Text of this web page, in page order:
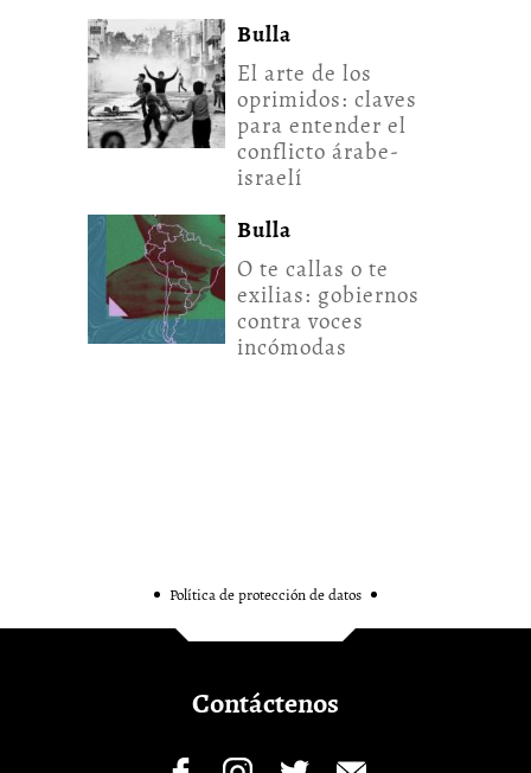
Bulla
El arte de los
oprimidos: claves
para entender el
conflicto árabe-
israelí
Bulla
O te callas o te
exilias: gobiernos
contra voces
incómodas
Política de protección de datos
Contáctenos